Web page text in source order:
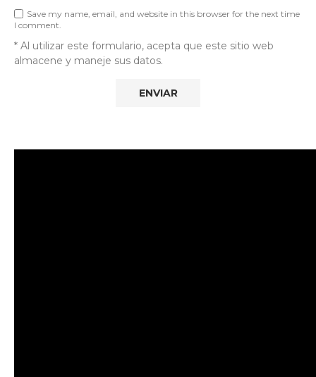
Save my name, email, and website in this browser for the next time
I comment.
* Al utilizar este formulario, acepta que este sitio web
almacene y maneje sus datos.